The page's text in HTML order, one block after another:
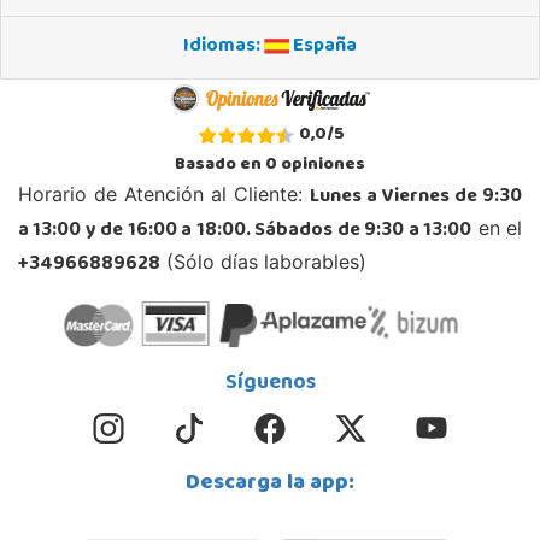
POCAS UNIDADES
Juguetilandia Ciudad Real
Ciudad Real
Parque Comercial Puerta del Ave local 5 (Avenida de la ciencia nº9)
13005, Ciudad Real
926 230 093
Localizar Tienda
Juguetilandia Córdoba
C/ INGENIERO JUAN DE LA CIERVA 1 Polígono Industrial La Torrecilla
Idiomas:
España
0,0/5
Basado en0opiniones
Horario de Atención al Cliente: Lunes a Viernes de 9:30
a 13:00 y de 16:00 a 18:00. Sábados de 9:30 a 13:00 en el
+34966889628 (Sólo días laborables)
Síguenos
Descarga la app: